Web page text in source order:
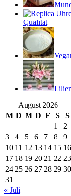
Qualität
August 2026
M D M D F S
S
1
2
3
4 5 6 7 8
9
10 11 12 13 14 15 16
17 18 19 20 21 22 23
24 25 26 27 28 29 30
31
« Juli